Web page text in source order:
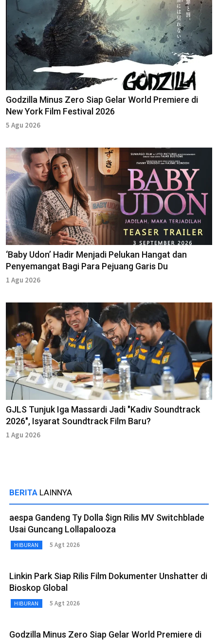
Godzilla Minus Zero Siap Gelar World Premiere di
New York Film Festival 2026
5 Agu 2026
‘Baby Udon’ Hadir Menjadi Pelukan Hangat dan
Penyemangat Bagi Para Pejuang Garis Du
1 Agu 2026
GJLS Tunjuk Iga Massardi Jadi "Kadiv Soundtrack
2026", Isyarat Soundtrack Film Baru?
1 Agu 2026
BERITA LAINNYA
aespa Gandeng Ty Dolla $ign Rilis MV Switchblade
Usai Guncang Lollapalooza
HIBURAN 5 Agt 2026
Linkin Park Siap Rilis Film Dokumenter Unshatter di
Bioskop Global
HIBURAN 5 Agt 2026
Godzilla Minus Zero Siap Gelar World Premiere di